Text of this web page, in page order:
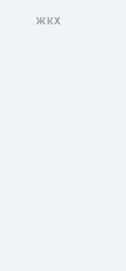
ЖКХ